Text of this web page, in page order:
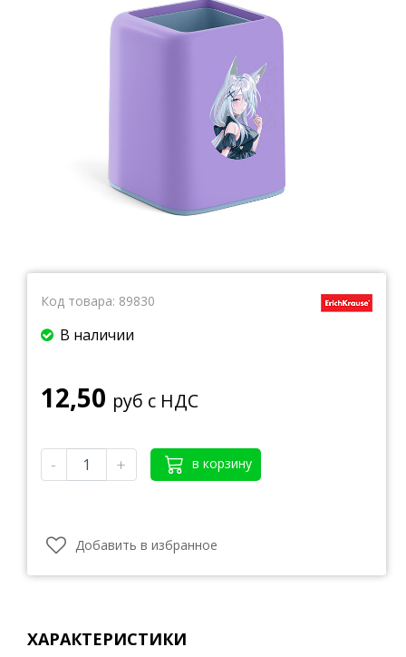
Ватманы, калька, бумага миллиметровая, форматки
Бумага для художественных и дизайнерских работ
Грамоты, дипломы, благодарности
Канцелярские книги, книги учета
Бумага писчая, газетная, копирка
Бумага в рулоне и стопе
Код товара: 89830
В наличии
12,50 руб с НДС
- + в корзину
Добавить в избранное
ХАРАКТЕРИСТИКИ